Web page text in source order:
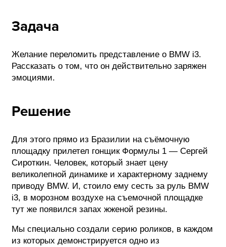
Задача
Желание переломить представление о BMW i3.
Рассказать о том, что он действительно заряжен
эмоциями.
Решение
Для этого прямо из Бразилии на съёмочную
площадку прилетел гонщик Формулы 1 — Сергей
Сироткин. Человек, который знает цену
великолепной динамике и характерному заднему
приводу BMW. И, стоило ему сесть за руль BMW
i3, в морозном воздухе на съемочной площадке
тут же появился запах жженой резины.
Мы специально создали серию роликов, в каждом
из которых демонстрируется одно из
РЕКЛАМА